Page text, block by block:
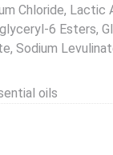
Chloride, Lactic
6 Esters,
Sodium
oils